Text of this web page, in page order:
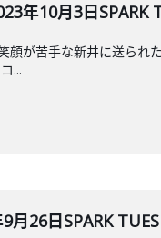
年10月3日SPARK
顔が苦手な新井に送ら
...
26日SPARK